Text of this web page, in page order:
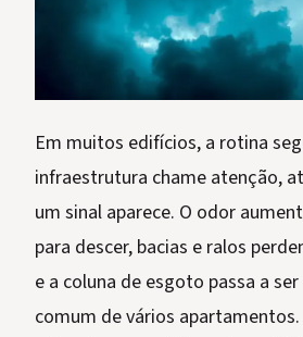
Em muitos edifícios, a rotina
infraestrutura chame atenção,
um sinal aparece. O odor
para descer, bacias e ralos
e a coluna de esgoto passa a
comum de vários